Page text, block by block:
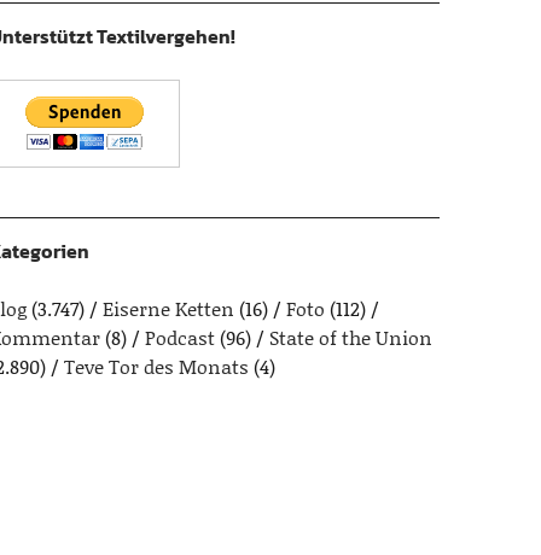
Textilvergehen!
(3.747) Eiserne Ketten (16) Foto (112)
(8) Podcast(96)
State of the Union
Teve Tor des Monats (4)